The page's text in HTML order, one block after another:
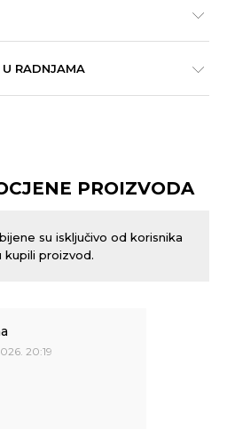
U RADNJAMA
PROIZVODA
su isključivo od korisnika
kupili proizvod.
20:19